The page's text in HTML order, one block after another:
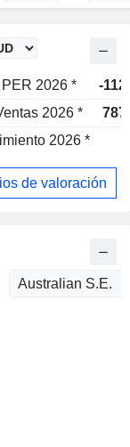
2026 *
-
2026 *
2026 *
de valoración